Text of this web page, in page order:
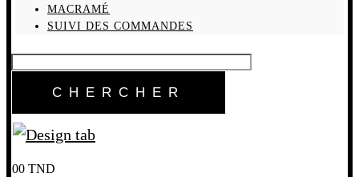
MACRAMÉ
SUIVI DES COMMANDES
00 TND